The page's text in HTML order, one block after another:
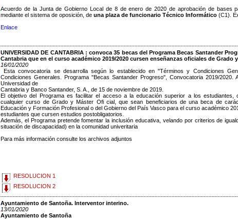
Acuerdo de la Junta de Gobierno Local de 8 de enero de 2020 de aprobación de bases
mediante el sistema de oposición, de una plaza de funcionario Técnico Informático (C1).
Enlace
UNIVERSIDAD DE CANTABRIA : convoca 35 becas del Programa Becas Santander
Cantabria que en el curso académico 2019/2020 cursen enseñanzas oficiales de Grado
16/01/2020
Esta convocatoria se desarrolla según lo establecido en "Términos y Condiciones
Condiciones Generales. Programa "Becas Santander Progreso", Convocatoria 2019/2020.
Universidad de
Cantabria y Banco Santander, S. A., de 15 de noviembre de 2019.
El objetivo del Programa es facilitar el acceso a la educación superior a los estudiantes,
cualquier curso de Grado y Máster Ofi cial, que sean beneficiarios de una beca de
Educación y Formación Profesional o del Gobierno del País Vasco para el curso académico
estudiantes que cursen estudios postobligatorios.
Además, el Programa pretende fomentar la inclusión educativa, velando por criterios de
situación de discapacidad) en la comunidad univeritaria
Para más información consulte los archivos adjuntos
RESOLUCION 1
RESOLUCION 2
Ayuntamiento de Santoña. Interventor interino.
13/01/2020
Ayuntamiento de Santoña